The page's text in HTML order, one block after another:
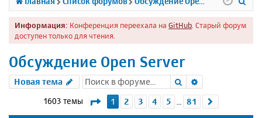
л
к
у
м
д
Информация: Конференция переехала на GitHub . Старый форум
доступен только для чтения.
Обсуждение Open Server
Новая тема Поиск
1603 темы Страница1 из 81
1 2 3 4 5 81